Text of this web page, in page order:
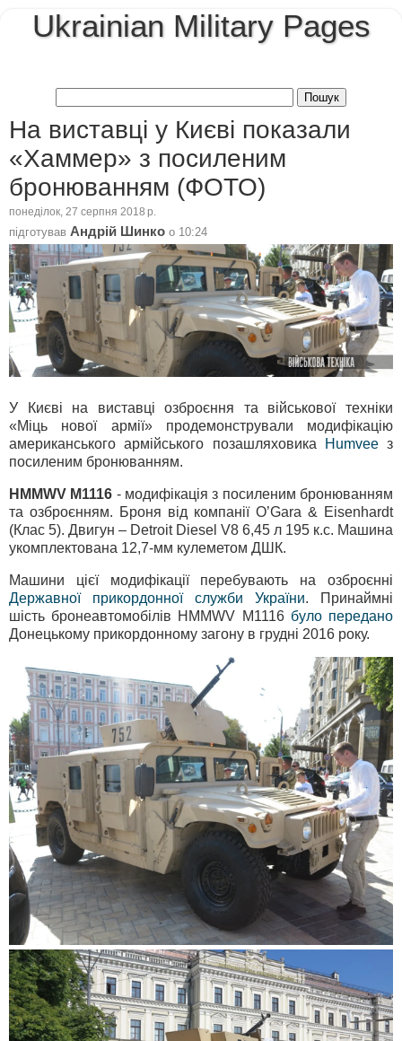
Ukrainian Military Pages
На виставці у Києві показали
«Хаммер» з посиленим
бронюванням (ФОТО)
понеділок, 27 серпня 2018 р.
підготував Андрій Шинко о 10:24
У Києві на виставці озброєння та військової техніки
«Міць нової армії» продемонстрували модифікацію
американського армійського позашляховика
Humveeз
посиленим бронюванням.
HMMWV M1116 - модифікація з посиленим бронюванням
та озброєнням. Броня від компанії O’Gara & Eisenhardt
(Клас 5). Двигун – Detroit Diesel V8 6,45 л 195 к.с. Машина
укомплектована 12,7-мм кулеметом ДШК.
Машини цієї модифікації перебувають на озброєнні
Державної прикордонної служби України. Принаймні
шість бронеавтомобілів HMMWV M1116 було передано
Донецькому прикордонному загону в грудні 2016 року.